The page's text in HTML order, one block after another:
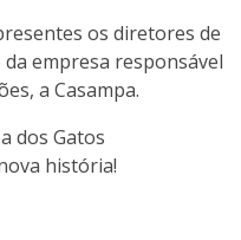
os diretores de
empresa responsável
a Casampa.
dos Gatos
história!